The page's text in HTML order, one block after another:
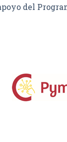
del